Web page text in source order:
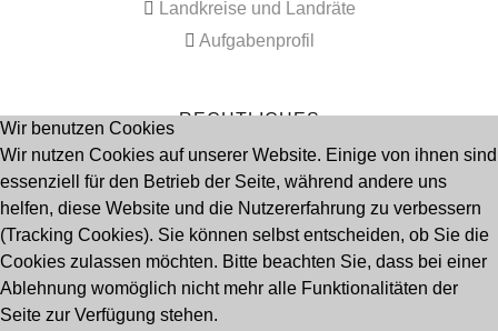
Landkreise und Landräte
Aufgabenprofil
RECHTLICHES
Impressum
Datenschutz
Seitenanfang
Wir benutzen Cookies
Wir nutzen Cookies auf unserer Website. Einige von ihnen sind
essenziell für den Betrieb der Seite, während andere uns
helfen, diese Website und die Nutzererfahrung zu verbessern
(Tracking Cookies). Sie können selbst entscheiden, ob Sie die
Cookies zulassen möchten. Bitte beachten Sie, dass bei einer
Ablehnung womöglich nicht mehr alle Funktionalitäten der
Seite zur Verfügung stehen.